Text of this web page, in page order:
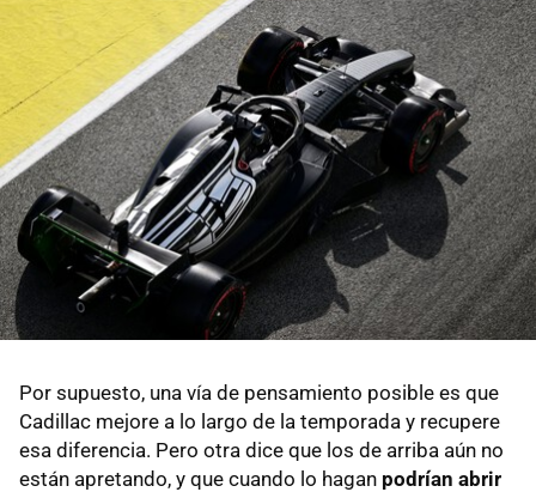
Por supuesto, una vía de pensamiento posible es que
Cadillac mejore a lo largo de la temporada y recupere
esa diferencia. Pero otra dice que los de arriba aún no
están apretando, y que cuando lo hagan podrían abrir